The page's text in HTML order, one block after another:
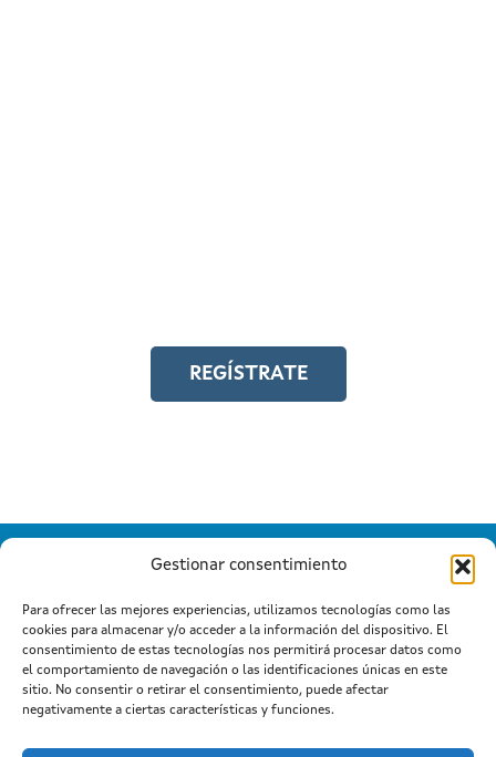
Gestionar consentimiento
Para ofrecer las mejores experiencias, utilizamos tecnologías como las
cookies para almacenar y/o acceder a la información del dispositivo. El
consentimiento de estas tecnologías nos permitirá procesar datos como
el comportamiento de navegación o las identificaciones únicas en este
sitio. No consentir o retirar el consentimiento, puede afectar
negativamente a ciertas características y funciones.
REGÍSTRATE
Información mantida e publicada na Internet pola Xunta de
Galicia
Atención a cidadanía|Suxestións e queixas
Aviso legal